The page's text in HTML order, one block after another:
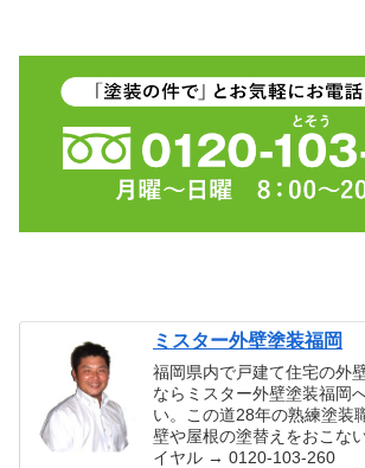
ミスター外壁塗装福岡
福岡県内で戸建て住宅の外
ならミスター外壁塗装福岡
い。この道28年の熟練塗装
壁や屋根の塗替えをおこな
イヤル → 0120-103-260